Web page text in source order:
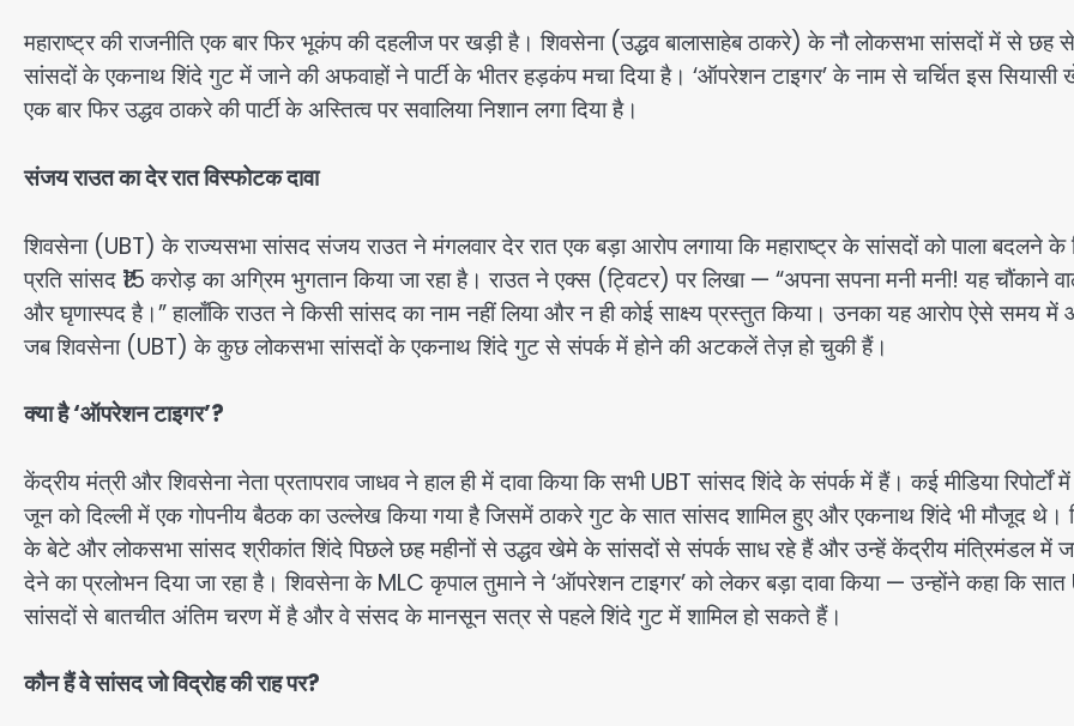
महाराष्ट्र की राजनीति एक बार फिर भूकंप की दहलीज पर खड़ी है। शिवसेना (उद्धव बालासाहेब ठाकरे) के नौ लोकसभा सांसदों में से छह
सांसदों के एकनाथ शिंदे गुट में जाने की अफवाहों ने पार्टी के भीतर हड़कंप मचा दिया है। ‘ऑपरेशन टाइगर’ के नाम से चर्चित इस
एक बार फिर उद्धव ठाकरे की पार्टी के अस्तित्व पर सवालिया निशान लगा दिया है।
संजय राउत का देर रात विस्फोटक दावा
शिवसेना (UBT) के राज्यसभा सांसद संजय राउत ने मंगलवार देर रात एक बड़ा आरोप लगाया कि महाराष्ट्र के सांसदों को पाला बदलने के
प्रति सांसद ₹15 करोड़ का अग्रिम भुगतान किया जा रहा है। राउत ने एक्स (ट्विटर) पर लिखा — “अपना सपना मनी मनी! यह चौंकाने
और घृणास्पद है।” हालाँकि राउत ने किसी सांसद का नाम नहीं लिया और न ही कोई साक्ष्य प्रस्तुत किया। उनका यह आरोप ऐसे समय में
जब शिवसेना (UBT) के कुछ लोकसभा सांसदों के एकनाथ शिंदे गुट से संपर्क में होने की अटकलें तेज़ हो चुकी हैं।
क्या है ‘ऑपरेशन टाइगर’?
केंद्रीय मंत्री और शिवसेना नेता प्रतापराव जाधव ने हाल ही में दावा किया कि सभी UBT सांसद शिंदे के संपर्क में हैं। कई मीडिया रिपोर्टों
जून को दिल्ली में एक गोपनीय बैठक का उल्लेख किया गया है जिसमें ठाकरे गुट के सात सांसद शामिल हुए और एकनाथ शिंदे भी मौजूद थे।
के बेटे और लोकसभा सांसद श्रीकांत शिंदे पिछले छह महीनों से उद्धव खेमे के सांसदों से संपर्क साध रहे हैं और उन्हें केंद्रीय मंत्रिमंडल में
देने का प्रलोभन दिया जा रहा है। शिवसेना के MLC कृपाल तुमाने ने ‘ऑपरेशन टाइगर’ को लेकर बड़ा दावा किया — उन्होंने कहा कि सात
सांसदों से बातचीत अंतिम चरण में है और वे संसद के मानसून सत्र से पहले शिंदे गुट में शामिल हो सकते हैं।
कौन हैं वे सांसद जो विद्रोह की राह पर?